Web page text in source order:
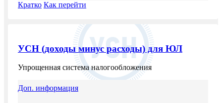
Кратко Как перейти
УСН (доходы минус расходы) для ЮЛ
Упрощенная система налогообложения
Доп. информация